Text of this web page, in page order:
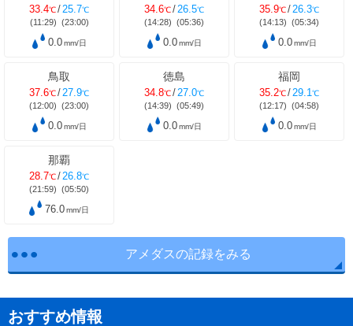
33.4℃/25.7℃
(11:29) (23:00)
0.0 mm/日
34.6℃ /26.5℃
(14:28) (05:36)
0.0 mm/日
35.9℃ /26.3℃
(14:13) (05:34)
0.0mm/日
鳥取
37.6℃/27.9℃
(12:00) (23:00)
0.0 mm/日
徳島
34.8℃ /27.0℃
(14:39) (05:49)
0.0 mm/日
福岡
35.2℃ /29.1℃
(12:17) (04:58)
0.0mm/日
那覇
28.7℃/26.8℃
(21:59) (05:50)
76.0mm/日
アメダスの記録をみる
おすすめ情報